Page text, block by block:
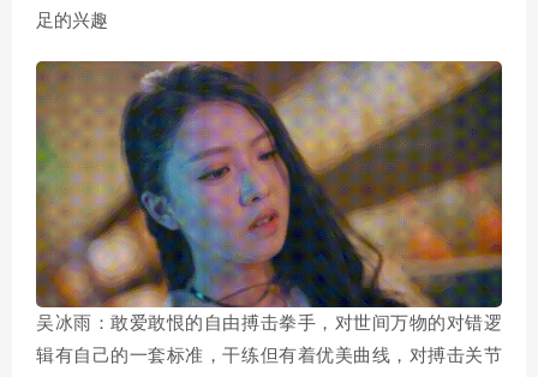
足的兴趣
吴冰雨：敢爱敢恨的自由搏击拳手，对世间万物的对错逻
辑有自己的一套标准，干练但有着优美曲线，对搏击关节